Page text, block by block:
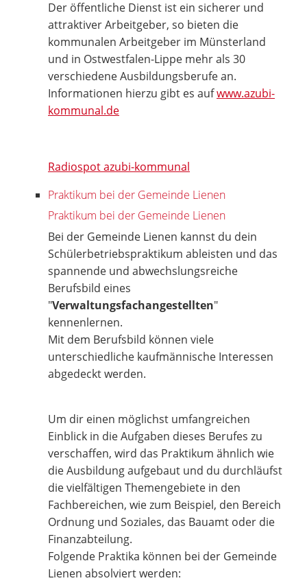
Der öffentliche Dienst ist ein sicherer und
attraktiver Arbeitgeber, so bieten die
kommunalen Arbeitgeber im Münsterland
und in Ostwestfalen-Lippe mehr als 30
verschiedene Ausbildungsberufe an.
Informationen hierzu gibt es aufwww.azubi-
kommunal.de
Radiospot azubi-kommunal
Praktikum bei der Gemeinde Lienen
Praktikum bei der Gemeinde Lienen
Bei der Gemeinde Lienen kannst du dein
Schülerbetriebspraktikum ableisten und das
spannende und abwechslungsreiche
Berufsbild eines
"Verwaltungsfachangestellten"
kennenlernen.
Mit dem Berufsbild können viele
unterschiedliche kaufmännische Interessen
abgedeckt werden.
Um dir einen möglichst umfangreichen
Einblick in die Aufgaben dieses Berufes zu
verschaffen, wird das Praktikum ähnlich wie
die Ausbildung aufgebaut und du durchläufst
die vielfältigen Themengebiete in den
Fachbereichen, wie zum Beispiel, den Bereich
Ordnung und Soziales, das Bauamt oder die
Finanzabteilung.
Folgende Praktika können bei der Gemeinde
Lienen absolviert werden: